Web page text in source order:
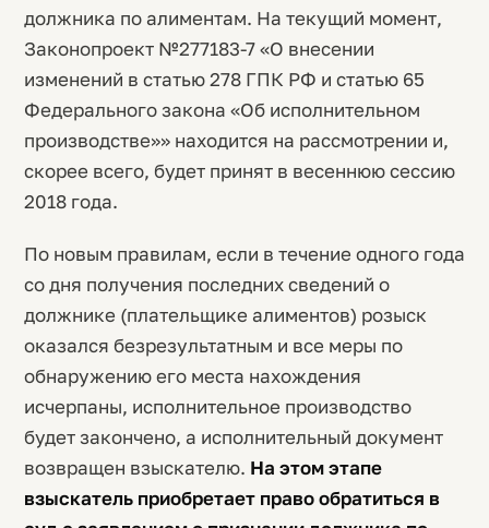
должника по алиментам. На текущий момент,
Законопроект №277183-7 «О внесении
изменений в статью 278 ГПК РФ и статью 65
Федерального закона «Об исполнительном
производстве»» находится на рассмотрении и,
скорее всего, будет принят в весеннюю сессию
2018 года.
По новым правилам, если в течение одного года
со дня получения последних сведений о
должнике (плательщике алиментов) розыск
оказался безрезультатным и все меры по
обнаружению его места нахождения
исчерпаны, исполнительное производство
будет закончено, а исполнительный документ
возвращен взыскателю. На этом этапе
взыскатель приобретает право обратиться в